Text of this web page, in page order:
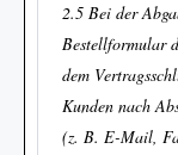
2.5 Bei der
Bestellformular
dem
Kunden nach
(z. B. E-Mail,